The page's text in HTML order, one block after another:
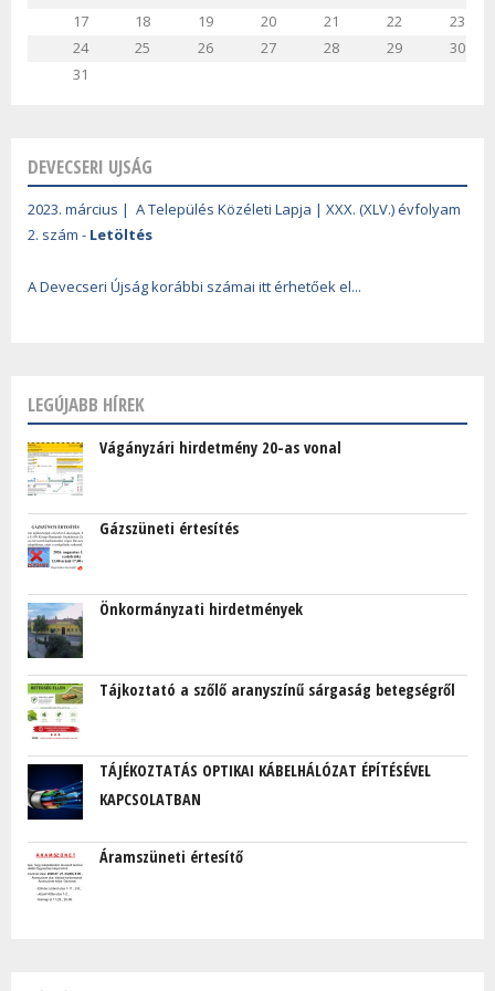
17
18 19 20 21 22
23
24
25 26 27 28 29
30
31
DEVECSERI UJSÁG
2023. március | A Település Közéleti Lapja | XXX. (XLV.) évfolyam
2. szám - Letöltés
A Devecseri Újság korábbi számai itt érhetőek el...
LEGÚJABB HÍREK
Vágányzári hirdetmény 20-as vonal
Gázszüneti értesítés
Önkormányzati hirdetmények
Tájkoztató a szőlő aranyszínű sárgaság betegségről
TÁJÉKOZTATÁS OPTIKAI KÁBELHÁLÓZAT ÉPÍTÉSÉVEL
KAPCSOLATBAN
Áramszüneti értesítő